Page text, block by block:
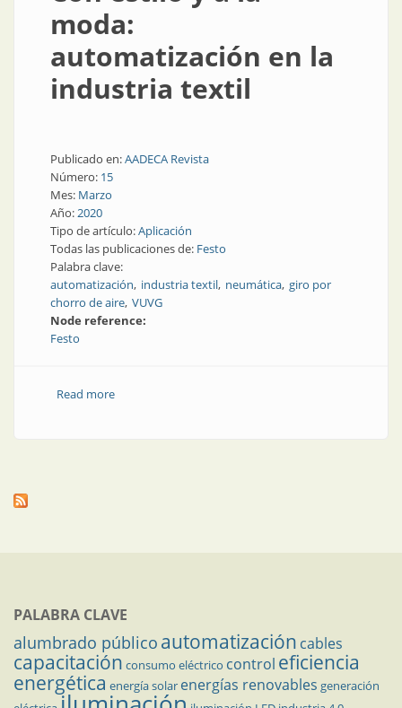
moda:
automatización en la
industria textil
Publicado en:AADECA Revista
Número: 15
Mes: Marzo
Año:2020
Tipo de artículo:Aplicación
Todas las publicaciones de: Festo
Palabra clave:
automatización industria textil neumática giro por
chorro de aire VUVG
Node reference:
Festo
Read moreabout Con estilo y a la moda: automatización en la
PALABRA CLAVE
alumbrado público automatización cables
capacitación consumo eléctrico control eficiencia
energética energía solar energías renovables generación